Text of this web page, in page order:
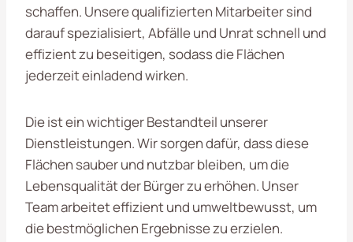
schaffen. Unsere qualifizierten Mitarbeiter sind
darauf spezialisiert, Abfälle und Unrat schnell und
effizient zu beseitigen, sodass die Flächen
jederzeit einladend wirken.
Die ist ein wichtiger Bestandteil unserer
Dienstleistungen. Wir sorgen dafür, dass diese
Flächen sauber und nutzbar bleiben, um die
Lebensqualität der Bürger zu erhöhen. Unser
Team arbeitet effizient und umweltbewusst, um
die bestmöglichen Ergebnisse zu erzielen.